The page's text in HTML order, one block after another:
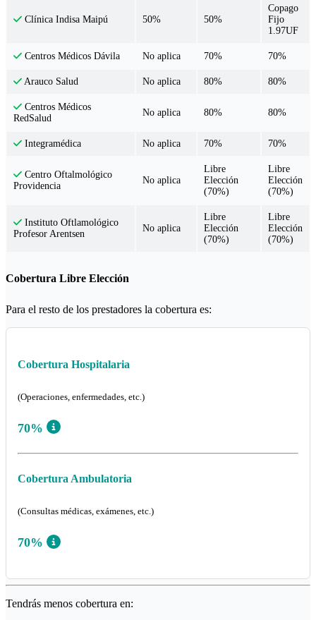
Clínica Indisa Maipú 50% 50%
Copago
Fijo
1.97UF
Centros Médicos Dávila No aplica 70% 70%
Arauco Salud No aplica 80% 80%
Centros Médicos
RedSalud
No aplica 80% 80%
Integramédica No aplica 70% 70%
Centro Oftalmológico
Providencia
No aplica
Libre
Elección
(70%)
Libre
Elección
(70%)
Instituto Oftlamológico
Profesor Arentsen
No aplica
Libre
Elección
(70%)
Libre
Elección
(70%)
Cobertura Libre Elección
Para el resto de los prestadores la cobertura es:
Cobertura Hospitalaria
(Operaciones, enfermedades, etc.)
70%
Cobertura Ambulatoria
(Consultas médicas, exámenes, etc.)
70%
Tendrás menos cobertura en: